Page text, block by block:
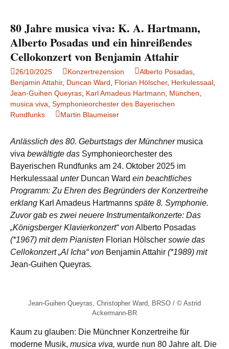
80 Jahre musica viva: K. A. Hartmann,
Alberto Posadas und ein hinreißendes
Cellokonzert von Benjamin Attahir
26/10/2025 Konzertrezension Alberto Posadas
Benjamin Attahir, Duncan Ward Florian Hölscher, Herkulessaal
Jean-Guihen Queyras Karl Amadeus Hartmann München
musica viva Symphonieorchester des Bayerischen
Rundfunks
Martin Blaumeiser
Anlässlich des 80. Geburtstags der Münchner musica
viva bewältigte das Symphonieorchester des
Bayerischen Rundfunks am 24. Oktober 2025 im
Herkulessaal unter Duncan Ward ein beachtliches
Programm: Zu Ehren des Begründers der Konzertreihe
erklang Karl Amadeus Hartmanns späte 8. Symphonie.
Zuvor gab es zwei neuere Instrumentalkonzerte: Das
„Königsberger Klavierkonzert“ vonAlberto Posadas
(*1967) mit dem Pianisten Florian Hölscher sowie das
Cellokonzert „Al Icha“ von Benjamin Attahir (*1989) mit
Jean-Guihen Queyras.
Jean-Guihen Queyras, Christopher Ward, BRSO / © Astrid
Ackermann-BR
Kaum zu glauben: Die Münchner Konzertreihe für
moderne Musik, musica viva, wurde nun 80 Jahre alt. Die